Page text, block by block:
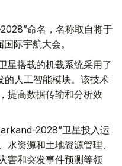
命名，名称取自将于
际宇航大会。
星搭载的机载系统采用了
人工智能模块。该技术
提高数据传输和分析效
2028”卫星投入运
资源和土地资源管理、
害和突发事件预测等领